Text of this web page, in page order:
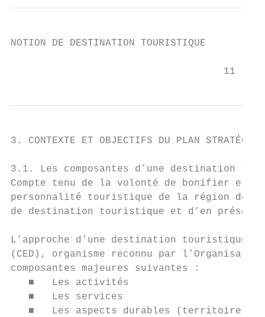
NOTION DE DESTINATION TOURISTIQUE
                                    11
3. CONTEXTE ET OBJECTIFS DU PLAN
3.1. Les composantes d’une destination
Compte tenu de la volonté de bonifier et
personnalité touristique de la région de la
de destination touristique et d’en
L’approche d’une destination touristique
(CED), organisme reconnu par
composantes majeures suivantes :
   ■   Les activités
   ■   Les services
   ■   Les aspects durables (territoire)